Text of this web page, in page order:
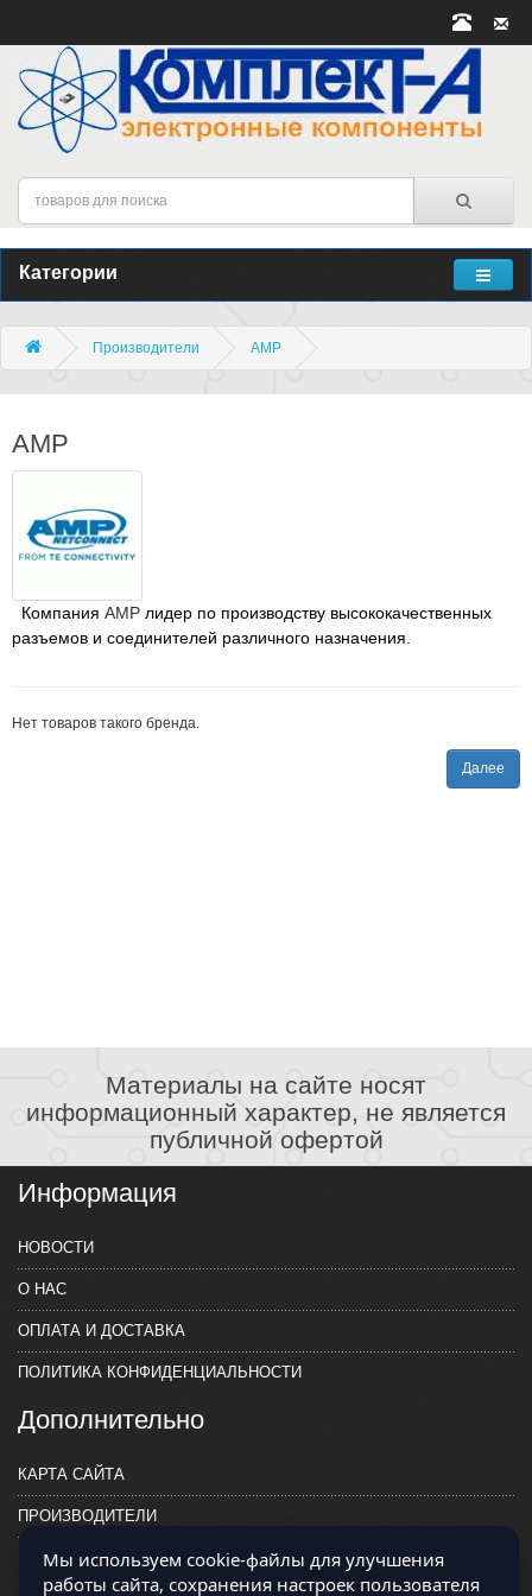
Категории
Производители AMP
AMP
Компания AMP лидер по производству высококачественных
разъемов и соединителей различного назначения.
Нет товаров такого бренда.
Далее
Материалы на сайте носят
информационный характер, не является
публичной офертой
Информация
НОВОСТИ
О НАС
ОПЛАТА И ДОСТАВКА
ПОЛИТИКА КОНФИДЕНЦИАЛЬНОСТИ
Дополнительно
КАРТА САЙТА
ПРОИЗВОДИТЕЛИ
КОНТАКТЫ
Мы используем cookie-файлы для улучшения
работы сайта, сохранения настроек пользователя